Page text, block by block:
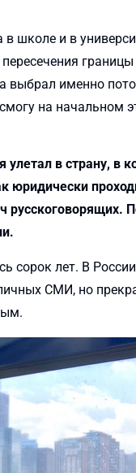
школе и в
выбрал именно
на начальном
в страну, в
юридически
русскоговорящих.
сорок лет. В
СМИ, но